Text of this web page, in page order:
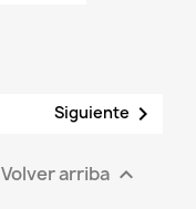
Siguiente 
Volver arriba 